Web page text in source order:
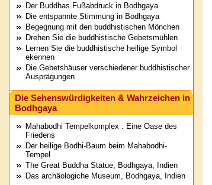
Der Buddhas Fußabdruck in Bodhgaya
Die entspannte Stimmung in Bodhgaya
Begegnung mit den buddhistischen Mönchen
Drehen Sie die buddhistische Gebetsmühlen
Lernen Sie die buddhistische heilige Symbol
ekennen
Die Gebetshäuser verschiedener buddhistischer
Ausprägungen
Die Sehenswürdigkeiten & Wahrzeichen in
Bodhgaya
Mahabodhi Tempelkomplex : Eine Oase des
Friedens
Der heilige Bodhi-Baum beim Mahabodhi-
Tempel
The Great Buddha Statue, Bodhgaya, Indien
Das archäologiche Museum, Bodhgaya, Indien